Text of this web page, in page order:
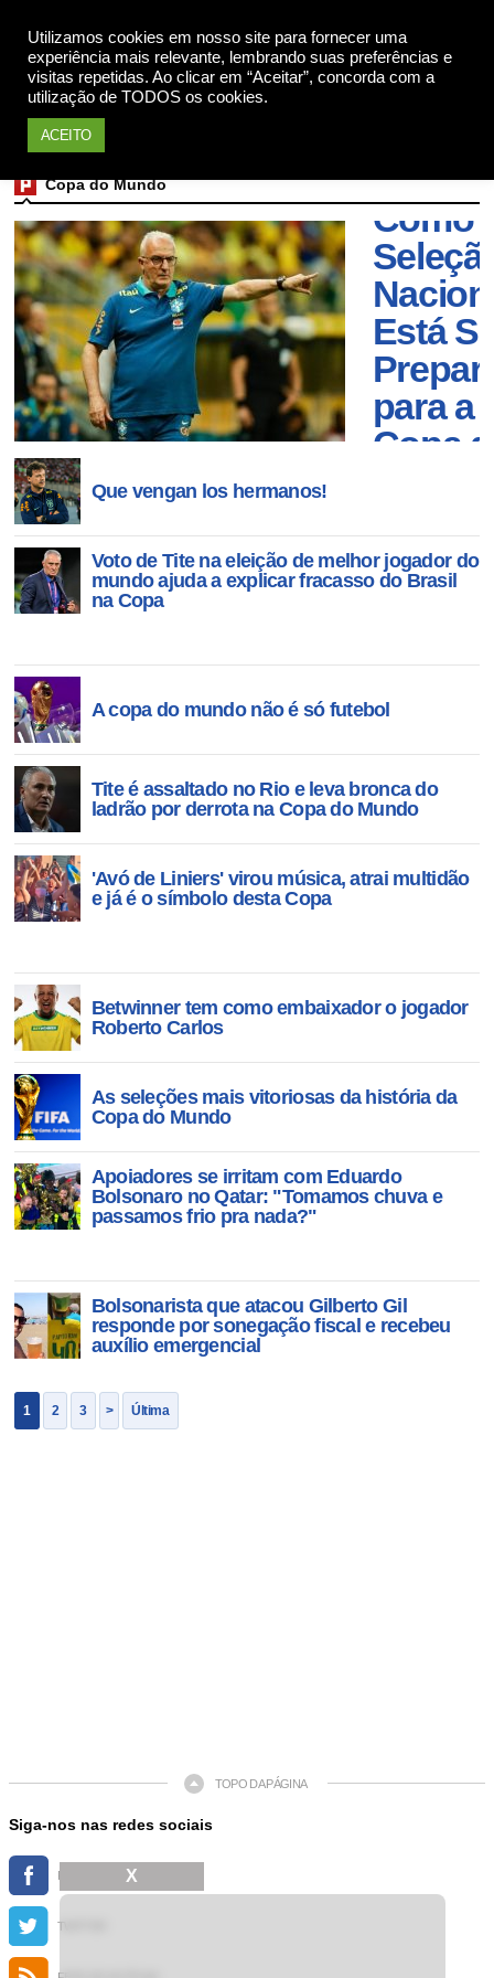
Utilizamos cookies em nosso site para fornecer uma
experiência mais relevante, lembrando suas preferências e
visitas repetidas. Ao clicar em “Aceitar”, concorda com a
utilização de TODOS os cookies.
ACEITO
Copa do Mundo
Como
Está
para a
Copa
Que vengan los hermanos!
Voto de Tite na eleição de melhor jogador do
mundo ajuda a explicar fracasso do Brasil
na Copa
A copa do mundo não é só futebol
Tite é assaltado no Rio e leva bronca do
ladrão por derrota na Copa do Mundo
'Avó de Liniers' virou música, atrai multidão
e já é o símbolo desta Copa
Betwinner tem como embaixador o jogador
Roberto Carlos
As seleções mais vitoriosas da história da
Copa do Mundo
Apoiadores se irritam com Eduardo
Bolsonaro no Qatar: "Tomamos chuva e
passamos frio pra nada?"
Bolsonarista que atacou Gilberto Gil
responde por sonegação fiscal e recebeu
auxílio emergencial
1 2 3 > Última
TOPO DA PÁGINA
Siga-nos nas redes sociais
FACEBOOK
TWITTER
X